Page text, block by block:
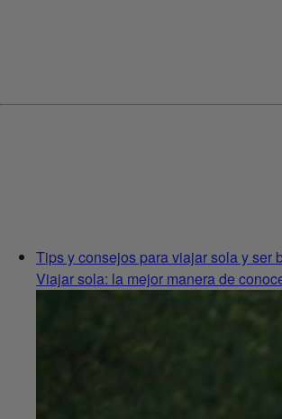
Tips y consejos para viajar sola y ser
Viajar sola: la mejor manera de